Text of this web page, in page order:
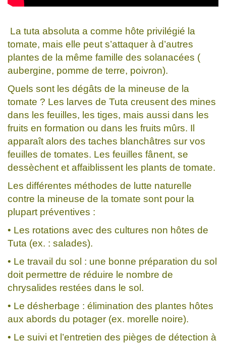
La tuta absoluta a comme hôte privilégié la
tomate, mais elle peut s’attaquer à d’autres
plantes de la même famille des solanacées (
aubergine, pomme de terre, poivron).
Quels sont les dégâts de la mineuse de la
tomate ? Les larves de Tuta creusent des mines
dans les feuilles, les tiges, mais aussi dans les
fruits en formation ou dans les fruits mûrs. Il
apparaît alors des taches blanchâtres sur vos
feuilles de tomates. Les feuilles fânent, se
dessèchent et affaiblissent les plants de tomate.
Les différentes méthodes de lutte naturelle
contre la mineuse de la tomate sont pour la
plupart préventives :
• Les rotations avec des cultures non hôtes de
Tuta (ex. : salades).
• Le travail du sol : une bonne préparation du sol
doit permettre de réduire le nombre de
chrysalides restées dans le sol.
• Le désherbage : élimination des plantes hôtes
aux abords du potager (ex. morelle noire).
• Le suivi et l’entretien des pièges de détection à